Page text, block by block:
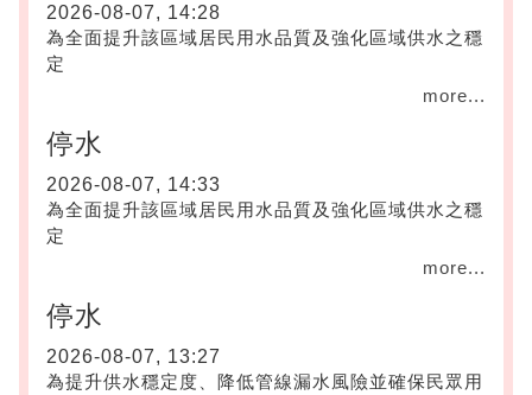
2026-08-07, 14:28
為全面提升該區域居民用水品質及強化區域供水之穩
定
more...
停水
2026-08-07, 14:33
為全面提升該區域居民用水品質及強化區域供水之穩
定
more...
停水
2026-08-07, 13:27
為提升供水穩定度、降低管線漏水風險並確保民眾用